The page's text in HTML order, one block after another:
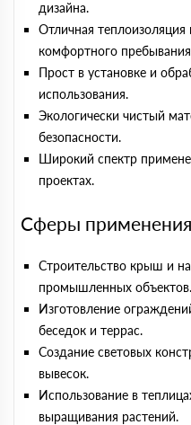
дизайна.
Отличная теплоизоляция
комфортного
Прост в установке и
использования.
Экологически чистый
безопасности.
Широкий спектр
проектах.
Сферы применения
Строительство крыш и
промышленных объектов.
Изготовление
беседок и террас.
Создание световых
вывесок.
Использование в
выращивания растений.